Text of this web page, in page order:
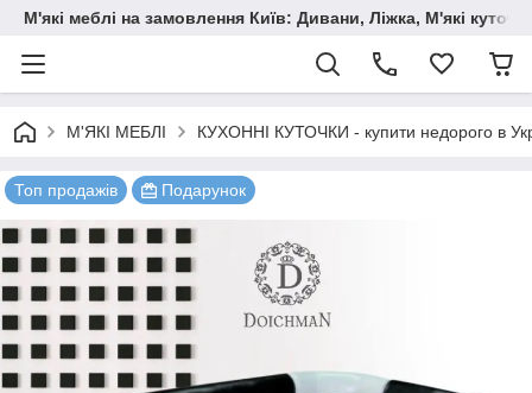
М'які меблі на замовлення Київ: Дивани, Ліжка, М'які
М'ЯКІ МЕБЛІ КУХОННІ КУТОЧКИ - купити недорого в
Топ продажів Подарунок